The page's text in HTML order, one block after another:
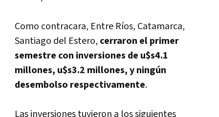
Como contracara, Entre Rí­os, Catamarca,
Santiago del Estero, cerraron el primer
semestre con inversiones de u$s4.1
millones, u$s3.2 millones, y ningún
desembolso respectivamente.
Las inversiones tuvieron a los siguientes